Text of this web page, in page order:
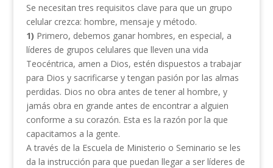
Se necesitan tres requisitos clave para que un grupo
celular crezca: hombre, mensaje y método.
1) Primero, debemos ganar hombres, en especial, a
líderes de grupos celulares que lleven una vida
Teocéntrica, amen a Dios, estén dispuestos a trabajar
para Dios y sacrificarse y tengan pasión por las almas
perdidas. Dios no obra antes de tener al hombre, y
jamás obra en grande antes de encontrar a alguien
conforme a su corazón. Esta es la razón por la que
capacitamos a la gente.
A través de la Escuela de Ministerio o Seminario se les
da la instrucción para que puedan llegar a ser líderes de